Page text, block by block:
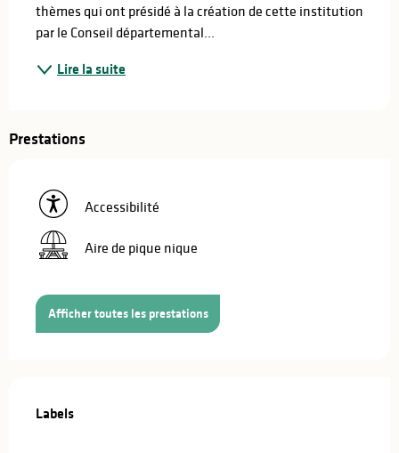
thèmes qui ont présidé à la création de cette institution
par le Conseil départemental...
Lire la suite
Prestations
Accessibilité
Aire de pique nique
Afficher toutes les prestations
Labels
Labels